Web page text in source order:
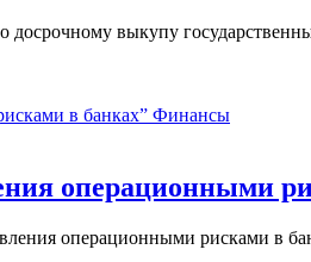
выкупу
Финансы
операционными
операционными рисками в